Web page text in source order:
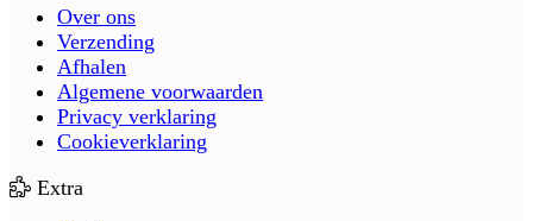
Over ons
Verzending
Afhalen
Algemene voorwaarden
Privacy verklaring
Cookieverklaring
Extra